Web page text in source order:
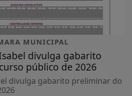
MUNICIPAL
divulga gabarito
público de 2026
divulga gabarito preliminar do